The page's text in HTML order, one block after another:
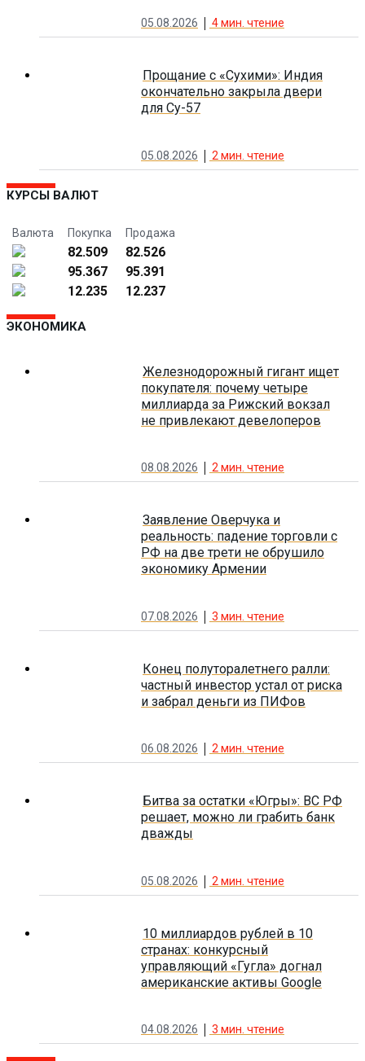
05.08.2026 4мин. чтение
Прощание с «Сухими»: Индия
окончательно закрыла двери
для Су-57
05.08.2026 2 мин. чтение
КУРСЫ ВАЛЮТ
Валюта Покупка Продажа
82.509
82.526
95.367
95.391
12.235
12.237
ЭКОНОМИКА
Железнодорожный гигант ищет
покупателя: почему четыре
миллиарда за Рижский вокзал
не привлекают девелоперов
08.08.2026 2 мин. чтение
Заявление Оверчука и
реальность: падение торговли с
РФ на две трети не обрушило
экономику Армении
07.08.2026 3 мин. чтение
Конец полуторалетнего ралли:
частный инвестор устал от риска
и забрал деньги из ПИФов
06.08.2026 2 мин. чтение
Битва за остатки «Югры»: ВС РФ
решает, можно ли грабить банк
дважды
05.08.2026 2 мин. чтение
10 миллиардов рублей в 10
странах: конкурсный
управляющий «Гугла» догнал
американские активы Google
04.08.2026 3 мин. чтение